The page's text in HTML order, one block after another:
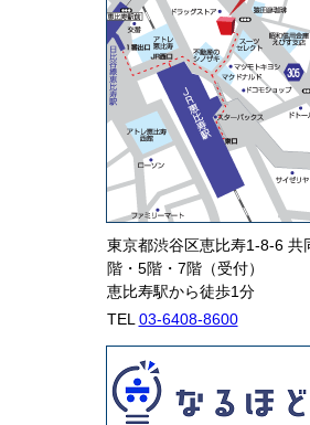
東京都渋谷区恵比寿1-8-6 共
階・5階・7階（受付）
恵比寿駅から徒歩1分
TEL 03-6408-8600